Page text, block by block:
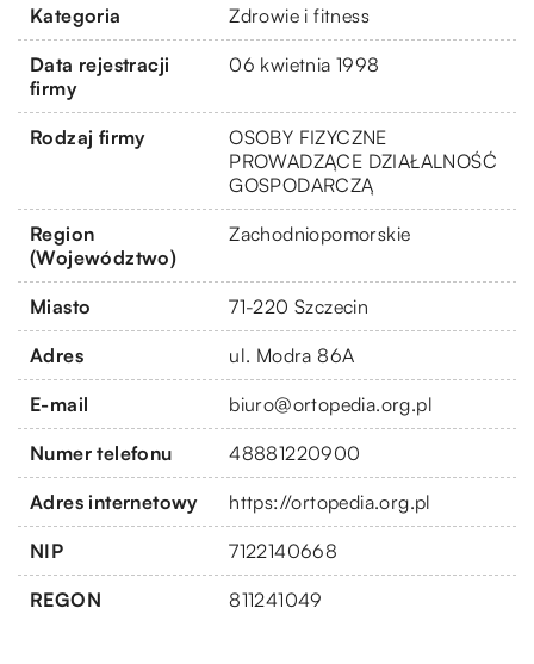
Kategoria Zdrowie i fitness
Data rejestracji
firmy
06 kwietnia 1998
Rodzaj firmy
OSOBY FIZYCZNE
PROWADZĄCE DZIAŁALNOŚĆ
GOSPODARCZĄ
Region
(Województwo)
Zachodniopomorskie
Miasto 71-220 Szczecin
Adres ul. Modra 86A
E-mail biuro@ortopedia.org.pl
Numer telefonu 48881220900
Adres internetowy https://ortopedia.org.pl
NIP 7122140668
REGON 811241049